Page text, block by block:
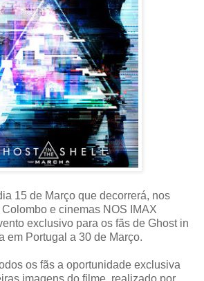
15 de Março que decorrerá, nos
e cinemas NOS IMAX
exclusivo para os fãs de Ghost in
em Portugal a 30 de Março.
os fãs a oportunidade exclusiva
imagens do filme, realizado por